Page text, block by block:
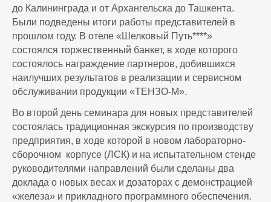
до Калининграда и от Архангельска до Ташкента.
Были подведены итоги работы представителей в
прошлом году. В отеле «Шелковый Путь****»
состоялся торжественный банкет, в ходе которого
состоялось награждение партнеров, добившихся
наилучших результатов в реализации и сервисном
обслуживании продукции «ТЕНЗО-М».
Во второй день семинара для новых представителей
состоялась традиционная экскурсия по производству
предприятия, в ходе которой в новом лабораторно-
сборочном корпусе (ЛСК) и на испытательном стенде
руководителями направлений были сделаны два
доклада о новых весах и дозаторах с демонстрацией
«железа» и прикладного программного обеспечения.